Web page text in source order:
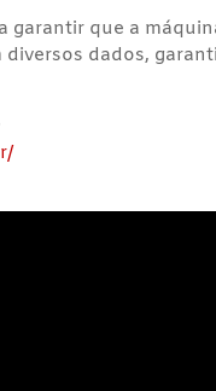
garantir que a
dados,